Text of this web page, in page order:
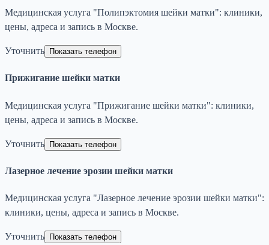
Медицинская услуга "Полипэктомия шейки матки": клиники,
цены, адреса и запись в Москве.
Уточнить Показать телефон
Прижигание шейки матки
Медицинская услуга "Прижигание шейки матки": клиники,
цены, адреса и запись в Москве.
Уточнить Показать телефон
Лазерное лечение эрозии шейки матки
Медицинская услуга "Лазерное лечение эрозии шейки матки":
клиники, цены, адреса и запись в Москве.
Уточнить Показать телефон